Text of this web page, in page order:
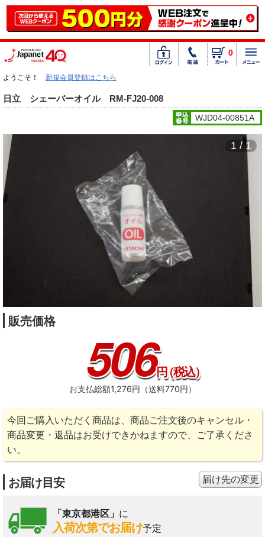
0
ようこそ！ 新規会員登録はこちら
日立 シェーバーオイル RM-FJ20-008
WJD04-00851A
1 / 1
販売価格
506円（税込）
お支払総額1,276円（送料770円）
今回ご購入いただく商品は、商品ご注文後のキャンセル・
商品変更・返品はお受けできかねますので、ご了承くださ
い。
お届け目安
「東京都港区」 に
入荷次第でお届け予定
届け先の変更